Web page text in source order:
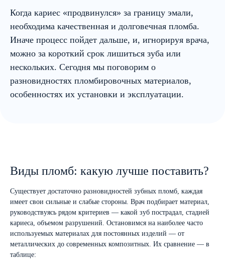
Когда кариес «продвинулся» за границу эмали,
необходима качественная и долговечная пломба.
Иначе процесс пойдет дальше, и, игнорируя врача,
можно за короткий срок лишиться зуба или
нескольких. Сегодня мы поговорим о
разновидностях пломбировочных материалов,
особенностях их установки и эксплуатации.
Виды пломб: какую лучше поставить?
Существует достаточно разновидностей зубных пломб, каждая
имеет свои сильные и слабые стороны. Врач подбирает материал,
руководствуясь рядом критериев — какой зуб пострадал, стадией
кариеса, объемом разрушений. Остановимся на наиболее часто
используемых материалах для постоянных изделий — от
металлических до современных композитных. Их сравнение — в
таблице: